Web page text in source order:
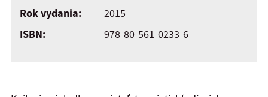
Rok vydania:
2015
ISBN:
978-80-561-0233-6